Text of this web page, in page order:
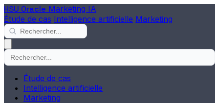
HSU Oracle Marketing IA
Étude de cas Intelligence artificielle Marketing
Étude de cas
Intelligence artificielle
Marketing